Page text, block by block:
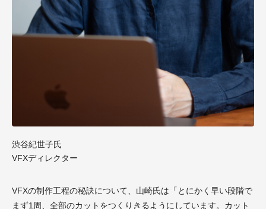
渋谷紀世子氏
VFXディレクター
VFXの制作工程の秘訣について、山崎氏は「とにかく早い段階で
まず1周、全部のカットをつくりきるようにしています。カット